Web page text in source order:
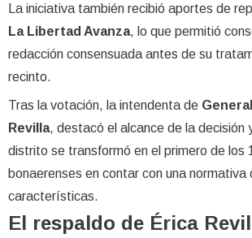
La iniciativa también recibió aportes de
La Libertad Avanza, lo que permitió
redacción consensuada antes de su
recinto.
Tras la votación, la intendenta de
Revilla, destacó el alcance de la decisión
distrito se transformó en el primero de los
bonaerenses en contar con una normativa
características.
El respaldo de Érica